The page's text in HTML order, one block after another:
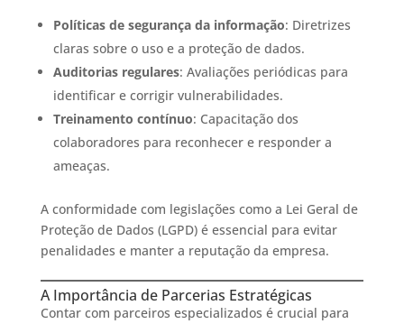
Políticas de segurança da informação: Diretrizes
claras sobre o uso e a proteção de dados.​
Auditorias regulares: Avaliações periódicas para
identificar e corrigir vulnerabilidades.​
Treinamento contínuo: Capacitação dos
colaboradores para reconhecer e responder a
ameaças.​
A conformidade com legislações como a Lei Geral de
Proteção de Dados (LGPD) é essencial para evitar
penalidades e manter a reputação da empresa.​
A Importância de Parcerias Estratégicas
Contar com parceiros especializados é crucial para